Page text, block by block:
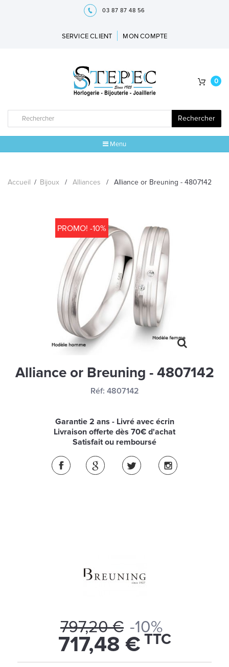
03 87 87 48 56
SERVICE CLIENT MON COMPTE
Rechercher
0
Menu
MONTRES
LES GEORGETTES
SWAROVSKI
BONNES AFFAIRES
CARTES CADEAUX
IDÉE CADEAUX
QUI SOMMES NOUS
BLOG
Accueil / Bijoux / Alliances / Alliance or Breuning - 4807142
PROMO! -10%
Alliance or Breuning - 4807142
Réf: 4807142
Garantie 2 ans - Livré avec écrin
Livraison offerte dès 70€ d'achat
Satisfait ou remboursé
797,20 € -10%
717,48 € TTC